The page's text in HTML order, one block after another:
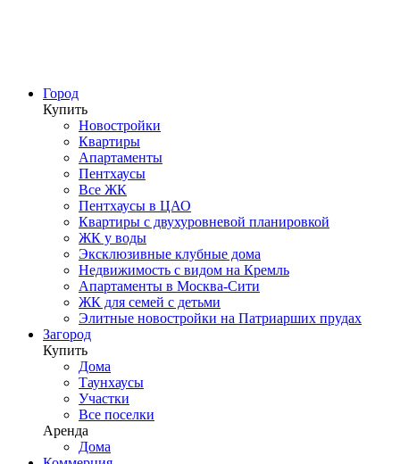
Город
Купить
Новостройки
Квартиры
Апартаменты
Пентхаусы
Все ЖК
Пентхаусы в ЦАО
Квартиры с двухуровневой планировкой
ЖК у воды
Эксклюзивные клубные дома
Недвижимость с видом на Кремль
Апартаменты в Москва-Сити
ЖК для семей с детьми
Элитные новостройки на Патриарших прудах
Загород
Купить
Дома
Таунхаусы
Участки
Все поселки
Аренда
Дома